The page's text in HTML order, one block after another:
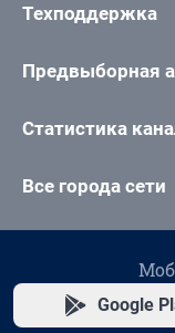
Техподдержка
Предвыборная
Статистика
Все города сети
Google